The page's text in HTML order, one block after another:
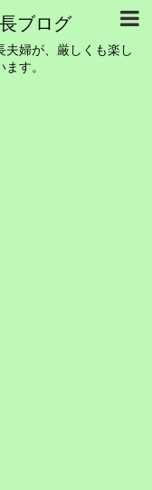
ブログ
夫婦が、厳しくも楽し
す。